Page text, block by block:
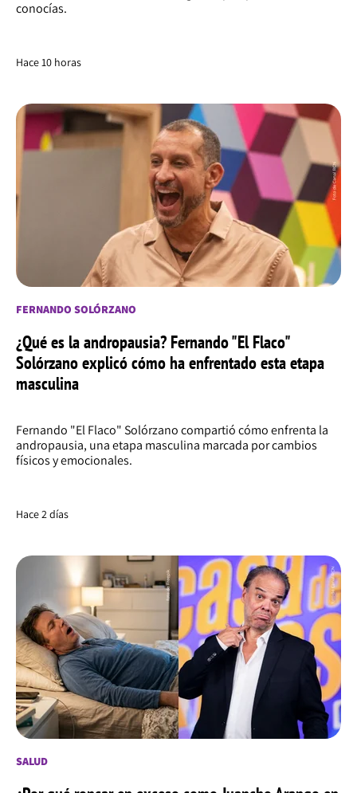
conocías.
Hace 10 horas
FERNANDO SOLÓRZANO
¿Qué es la andropausia? Fernando "El Flaco"
Solórzano explicó cómo ha enfrentado esta etapa
masculina
Fernando "El Flaco" Solórzano compartió cómo enfrenta la
andropausia, una etapa masculina marcada por cambios
físicos y emocionales.
Hace 2 días
SALUD